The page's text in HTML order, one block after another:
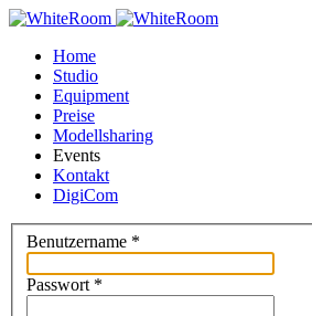
Home
Studio
Equipment
Preise
Modellsharing
Events
Kontakt
DigiCom
Benutzername *
Passwort *